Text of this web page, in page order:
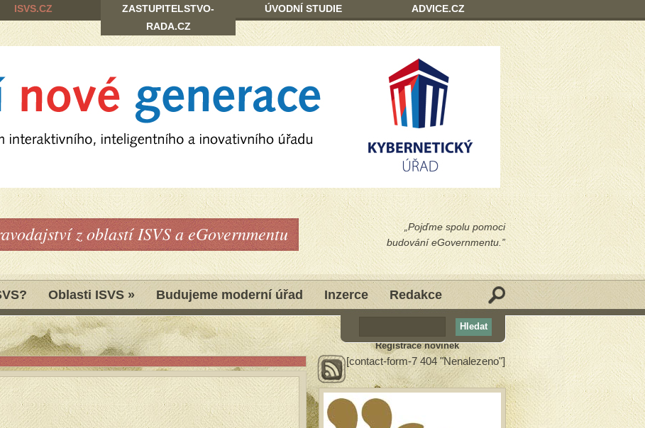
„Pojďme spolu pomoci
budování eGovernmentu.”
z oblastí ISVS a eGovernmentu
Oblasti ISVS » Budujeme moderní úřad Inzerce Redakce
Registrace novinek
[contact-form-7 404 "Nenalezeno"]
ISVS.CZ
ZASTUPITELSTVO-
RADA.CZ
ÚVODNÍ STUDIE ADVICE.CZ